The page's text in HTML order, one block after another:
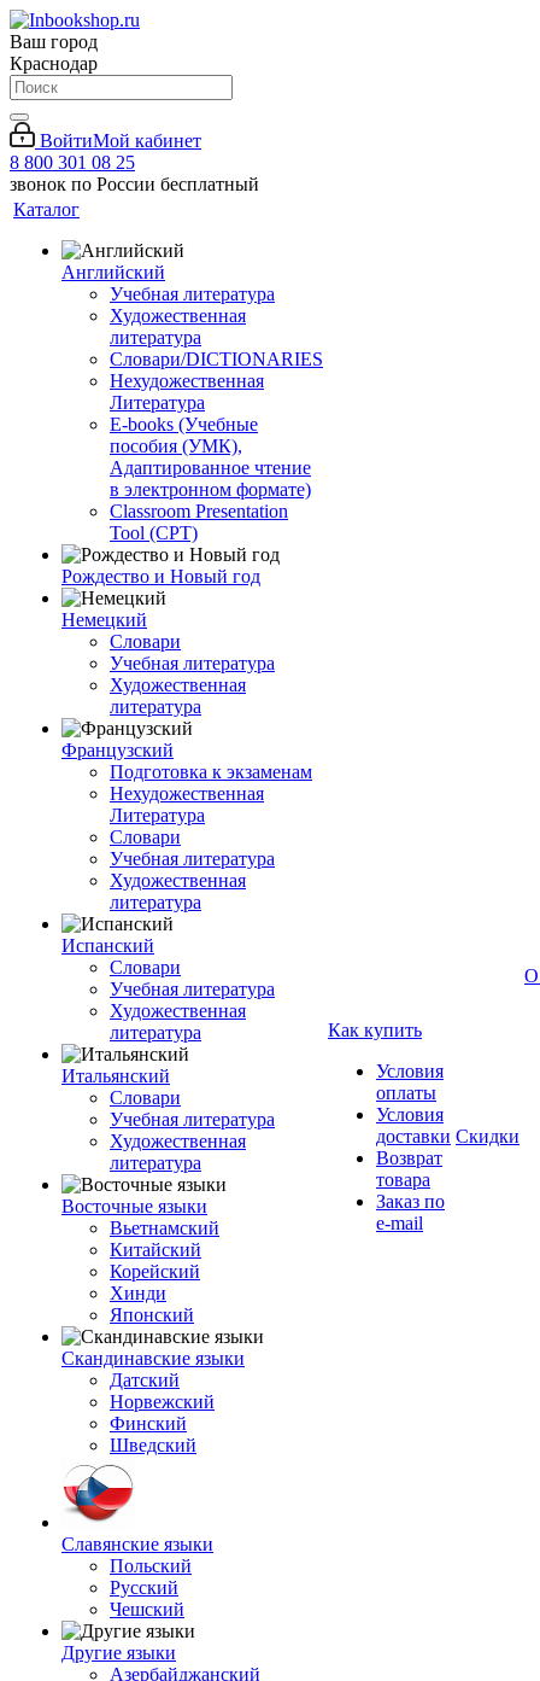
Ваш город
Краснодар
ВойтиМой кабинет
8 800 301 08 25
звонок по России бесплатный
Каталог
Английский
Учебная литература
Художественная
литература
Словари/DICTIONARIES
Нехудожественная
Литература
E-books (Учебные
пособия (УМК),
Адаптированное чтение
в электронном формате)
Classroom Presentation
Tool (CPT)
Рождество и Новый год
Немецкий
Словари
Учебная литература
Художественная
литература
Французский
Подготовка к экзаменам
Нехудожественная
Литература
Словари
Учебная литература
Художественная
литература
Испанский
Словари
Учебная литература
Художественная
литература
Итальянский
Словари
Учебная литература
Художественная
литература
Восточные языки
Вьетнамский
Китайский
Корейский
Хинди
Японский
Скандинавские языки
Датский
Норвежский
Финский
Шведский
Славянские языки
Польский
Русский
Чешский
Другие языки
Азербайджанский
Как купить
Условия
оплаты
Условия
доставки
Возврат
товара
Заказ по
e-mail
Скидки
О